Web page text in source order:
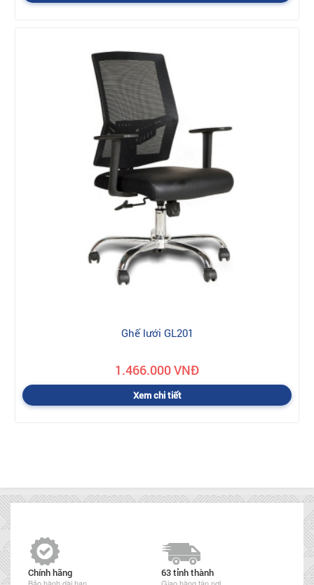
Ghế lưới GL201
1.466.000 VNĐ
Xem chi tiết
Chính hãng 63 tỉnh thành